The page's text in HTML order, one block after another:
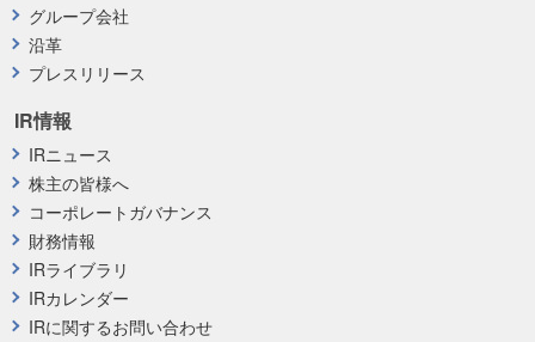
グループ会社
沿革
プレスリリース
IR情報
IRニュース
株主の皆様へ
コーポレートガバナンス
財務情報
IRライブラリ
IRカレンダー
IRに関するお問い合わせ